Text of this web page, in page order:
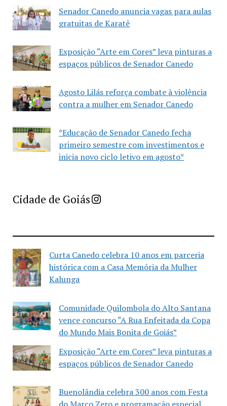
Senador Canedo anuncia vagas para aulas
gratuitas de Karatê
Exposição “Arte em Cores” leva pinturas a
espaços públicos de Senador Canedo
Agosto Lilás reforça combate à violência
contra a mulher em Senador Canedo
*Educação de Senador Canedo fecha
primeiro semestre com investimentos e
inicia novo ciclo letivo em agosto*
Cidade de GoiásImprensa Criativa da Cidade de Goiás
Curta Canedo celebra 10 anos em parceria
histórica com a Casa Memória da Mulher
Kalunga
Comunidade Quilombola do Alto Santana
vence concurso “A Rua Enfeitada da Copa
do Mundo Mais Bonita de Goiás”
Exposição “Arte em Cores” leva pinturas a
espaços públicos de Senador Canedo
Buenolândia celebra 300 anos com Festa